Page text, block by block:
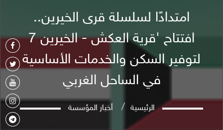
امتدادًا لسلسلة قرى الخيرين..
افتتاح 'قرية العكش - الخيرين 7
لتوفير السكن والخدمات الأساسية
في الساحل الغربي
الرئيسية أخبار المؤسسة